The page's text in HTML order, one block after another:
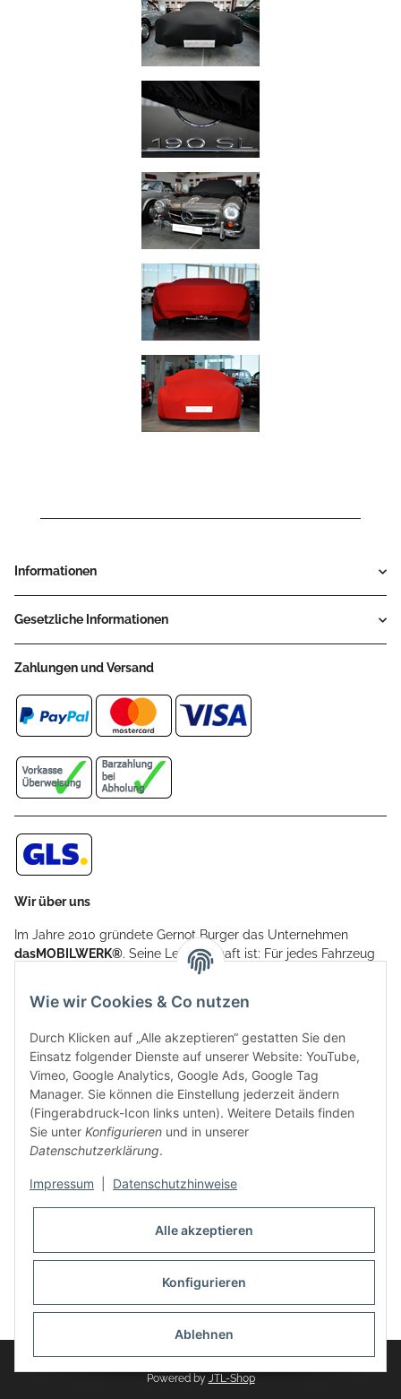
Informationen
Gesetzliche Informationen
Zahlungen und Versand
Wir über uns
Im Jahre 2010 gründete Gernot Burger das Unternehmen
dasMOBILWERK®. Seine Leidenschaft ist: Für jedes Fahrzeug
ein Car Cover anzubieten - passgenau und individuell.
weitere Produkte, wie Reifenschuhe, Hardtopständer hinzu.
sind mit hochwertigen Techniken und Materialien gefertigt.
dasMOBILWERK® ist seit der Gründung ein
Familienunternehmen, welches sich seit 2010 auf
Wachstumskurs befindet. Hier haben Sie zu den üblichen
Geschäftszeiten immer einen persönlichen Ansprechpartner,
sofern Sie Fragen rund um die Produkte von dasMOBILWERK
* Alle Preise inkl. gesetzlicher USt., zzgl.Versand
Powered by JTL-Shop
Wie wir Cookies & Co nutzen
Durch Klicken auf „Alle akzeptieren“ gestatten Sie den
Einsatz folgender Dienste auf unserer Website: YouTube,
Vimeo, Google Analytics, Google Ads, Google Tag
Manager. Sie können die Einstellung jederzeit ändern
(Fingerabdruck-Icon links unten). Weitere Details finden
Sie unter Konfigurieren und in unserer
Datenschutzerklärung.
Impressum Datenschutzhinweise
Alle akzeptieren
Konfigurieren
Ablehnen